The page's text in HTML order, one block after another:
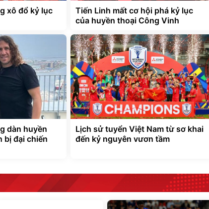
xô đổ kỷ lục
Tiến Linh mất cơ hội phá kỷ lục
của huyền thoại Công Vinh
dàn huyền
bị đại chiến
Lịch sử tuyển Việt Nam từ sơ khai
đến kỷ nguyên vươn tầm